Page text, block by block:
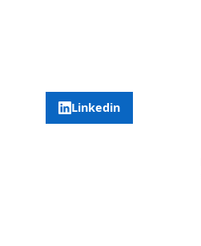
Linkedin